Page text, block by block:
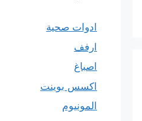
ادوات صحية
ارفف
اصباغ
اكسس بوينت
المونيوم